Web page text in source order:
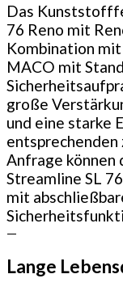
Das
76 Reno mit
Kombination
MACO mit
große
und eine starke
Anfrage
Streamline SL
mit
—
Lange